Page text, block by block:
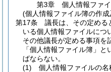
第3章
個人情報ファ
(個人情報ファイル簿の作
第17条
議長は、その定める
いる個人情報ファイルにつ
その他議長が定める事項を
「個人情報ファイル簿」と
ばならない。
(1)
個人情報ファイルの名